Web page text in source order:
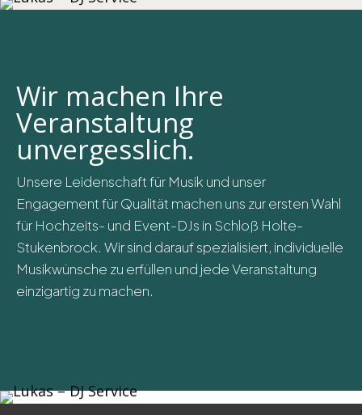
Wir machen Ihre
Veranstaltung
unvergesslich.
Unsere Leidenschaft für Musik und unser
Engagement für Qualität machen uns zur ersten Wahl
für Hochzeits- und Event-DJs in Schloß Holte-
Stukenbrock. Wir sind darauf spezialisiert, individuelle
Musikwünsche zu erfüllen und jede Veranstaltung
einzigartig zu machen.